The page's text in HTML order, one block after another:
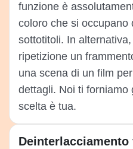
funzione è
coloro che si occupano
sottotitoli. In
ripetizione un
una scena di un film
dettagli. Noi ti forniamo
scelta è tua.
Deinterlacciamento